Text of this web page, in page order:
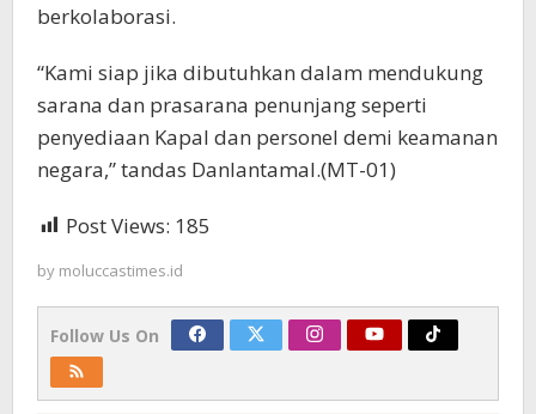
berkolaborasi.
“Kami siap jika dibutuhkan dalam mendukung
sarana dan prasarana penunjang seperti
penyediaan Kapal dan personel demi keamanan
negara,” tandas Danlantamal.(MT-01)
Post Views: 185
by moluccastimes.id
Follow Us On